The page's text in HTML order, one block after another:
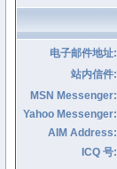
电子邮件地址:
站内信件:
MSN Messenger:
Yahoo Messenger:
AIM Address:
ICQ 号: